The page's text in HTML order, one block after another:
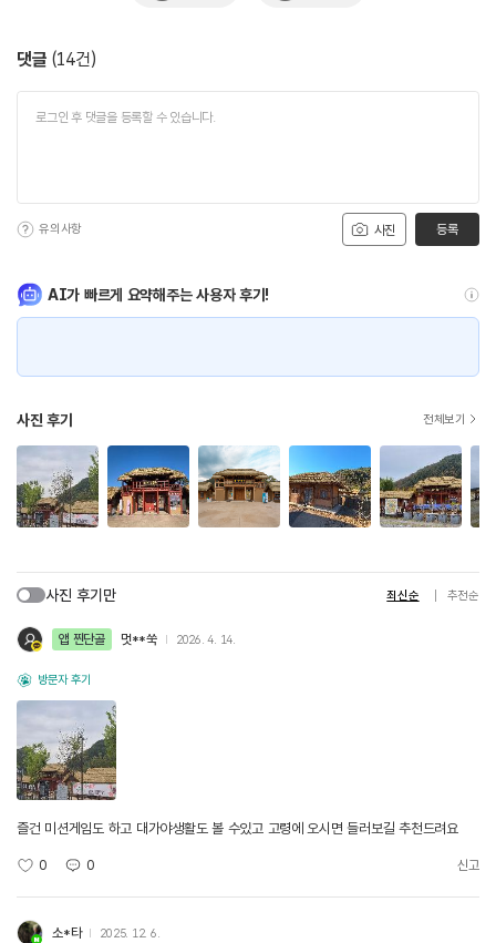
댓글 (14건)
사진
유의사항 등록
AI가 빠르게 요약해주는 사용자 후기!
사진 후기 전체보기
사진 후기만 최신순 추천순
앱 찐단골 멋**쑥 2026. 4. 14.
방문자 후기
즐건 미션게임도 하고 대가야생활도 볼 수있고 고령에 오시면 들러보길 추천드려요
0 0 신고
소*타 2025. 12. 6.